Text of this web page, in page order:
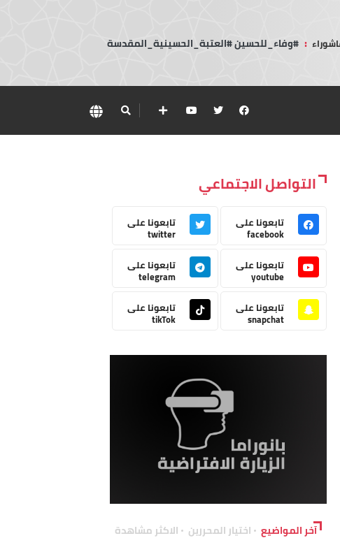
: #وفاء_للحسين #العتبة_الحسينية_المقدسة
التواصل الاجتماعي
تابعونا على
facebook
تابعونا على
twitter
تابعونا على
youtube
تابعونا على
telegram
تابعونا على
snapchat
تابعونا على
tikTok
آخر المواضيع اختيار المحررين الاكثر مشاهدة